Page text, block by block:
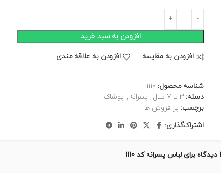
افزودن به سبد خرید
افزودن به مقایسه افزودن به علاقه مندی
شناسه محصول: 1110
دسته: 3 تا 7 سال , پسرانه , پوشاک
برچسب: پر فروش ها
اشتراک‌گذاری:
1 دیدگاه برای لباس پسرانه کد 1110